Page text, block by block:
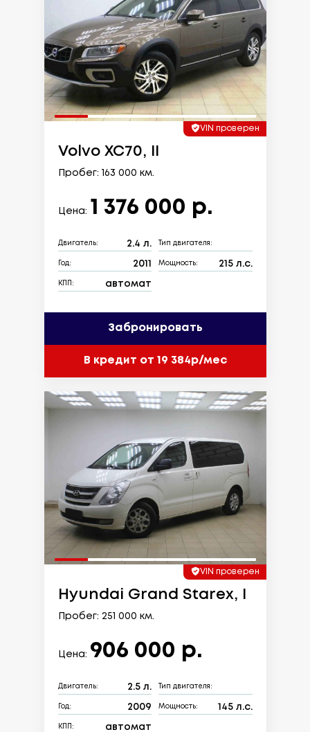
VIN проверен
Volvo XC70, II
Пробег: 163 000 км.
Цена: 1 376 000 р.
Двигатель: 2.4 л. Тип двигателя:
Год: 2011 Мощность: 215 л.с.
КПП: автомат
Забронировать
В кредит от 19 384р/мес
VIN проверен
Hyundai Grand Starex, I
Пробег: 251 000 км.
Цена: 906 000 р.
Двигатель: 2.5 л. Тип двигателя:
Год: 2009 Мощность: 145 л.с.
КПП: автомат